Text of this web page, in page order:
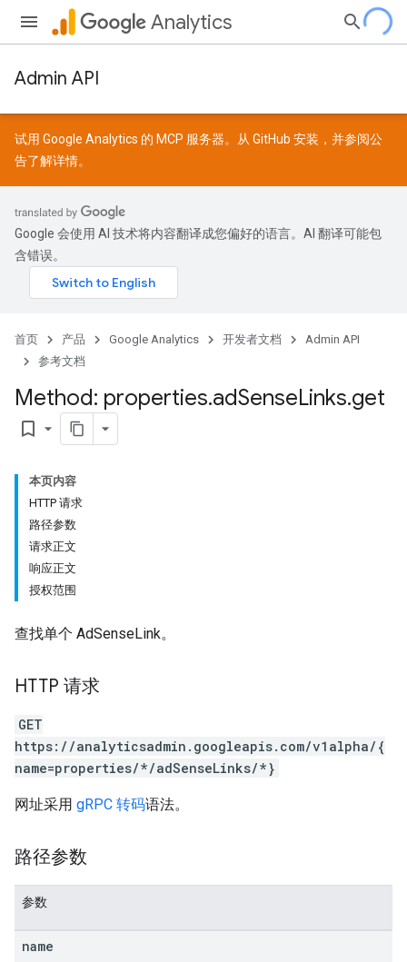
Analytics
Admin API
试用 Google Analytics 的 MCP 服务器。从 GitHub 安装，并参阅公
告了解详情。
Google 会使用 AI 技术将内容翻译成您偏好的语言。AI 翻译可能包
含错误。
首页 产品 Google Analytics 开发者文档
Admin API
参考文档
Method: properties.adSenseLinks.get
bookmark_border
本页内容
HTTP 请求
路径参数
请求正文
响应正文
授权范围
查找单个 AdSenseLink。
HTTP 请求
GET
https://analyticsadmin.googleapis.com/v1alpha/{
name=properties/*/adSenseLinks/*}
网址采用 gRPC 转码语法。
路径参数
参数
name